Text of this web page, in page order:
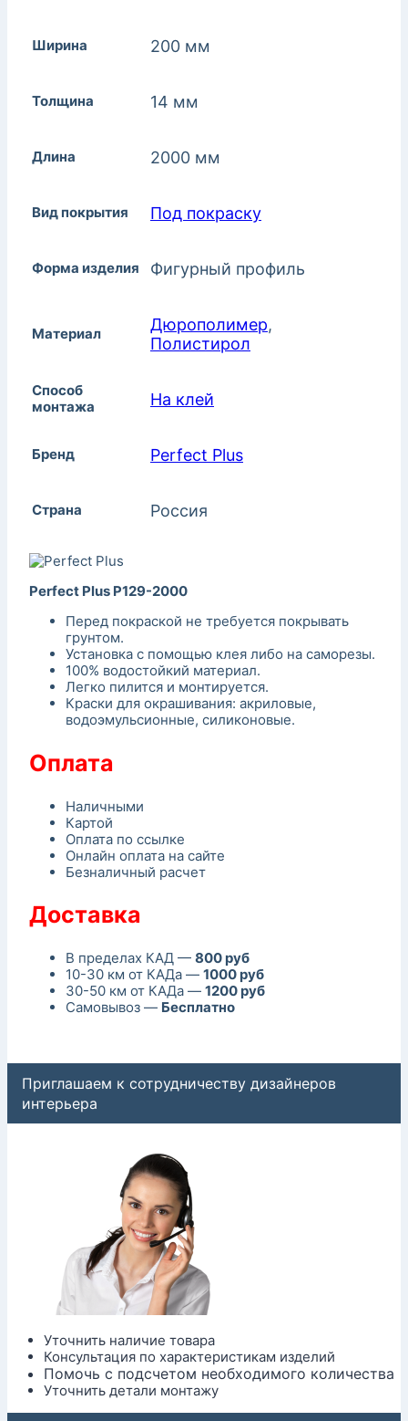
Ширина 200 мм
Толщина 14 мм
Длина 2000 мм
Вид покрытия Под покраску
Форма изделия Фигурный профиль
Материал Дюрополимер,
Полистирол
Способ
монтажа
На клей
Бренд Perfect Plus
Страна Россия
Perfect Plus P129-2000
Перед покраской не требуется покрывать
грунтом.
Установка с помощью клея либо на саморезы.
100% водостойкий материал.
Легко пилится и монтируется.
Краски для окрашивания: акриловые,
водоэмульсионные, силиконовые.
Оплата
Наличными
Картой
Оплата по ссылке
Онлайн оплата на сайте
Безналичный расчет
Доставка
В пределах КАД — 800 руб
10-30 км от КАДа — 1000 руб
30-50 км от КАДа — 1200 руб
Самовывоз — Бесплатно
Приглашаем к сотрудничеству дизайнеров
интерьера
Уточнить наличие товара
Консультация по характеристикам изделий
Помочь с подсчетом необходимого количества
Уточнить детали монтажу